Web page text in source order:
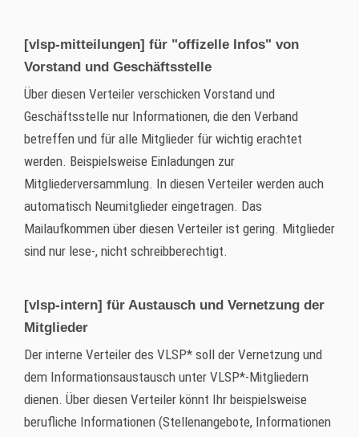
[vlsp-mitteilungen] für "offizelle Infos" von
Vorstand und Geschäftsstelle
Über diesen Verteiler verschicken Vorstand und
Geschäftsstelle nur Informationen, die den Verband
betreffen und für alle Mitglieder für wichtig erachtet
werden. Beispielsweise Einladungen zur
Mitgliederversammlung. In diesen Verteiler werden auch
automatisch Neumitglieder eingetragen. Das
Mailaufkommen über diesen Verteiler ist gering. Mitglieder
sind nur lese-, nicht schreibberechtigt.
[vlsp-intern] für Austausch und Vernetzung der
Mitglieder
Der interne Verteiler des VLSP* soll der Vernetzung und
dem Informationsaustausch unter VLSP*-Mitgliedern
dienen. Über diesen Verteiler könnt Ihr beispielsweise
berufliche Informationen (Stellenangebote, Informationen